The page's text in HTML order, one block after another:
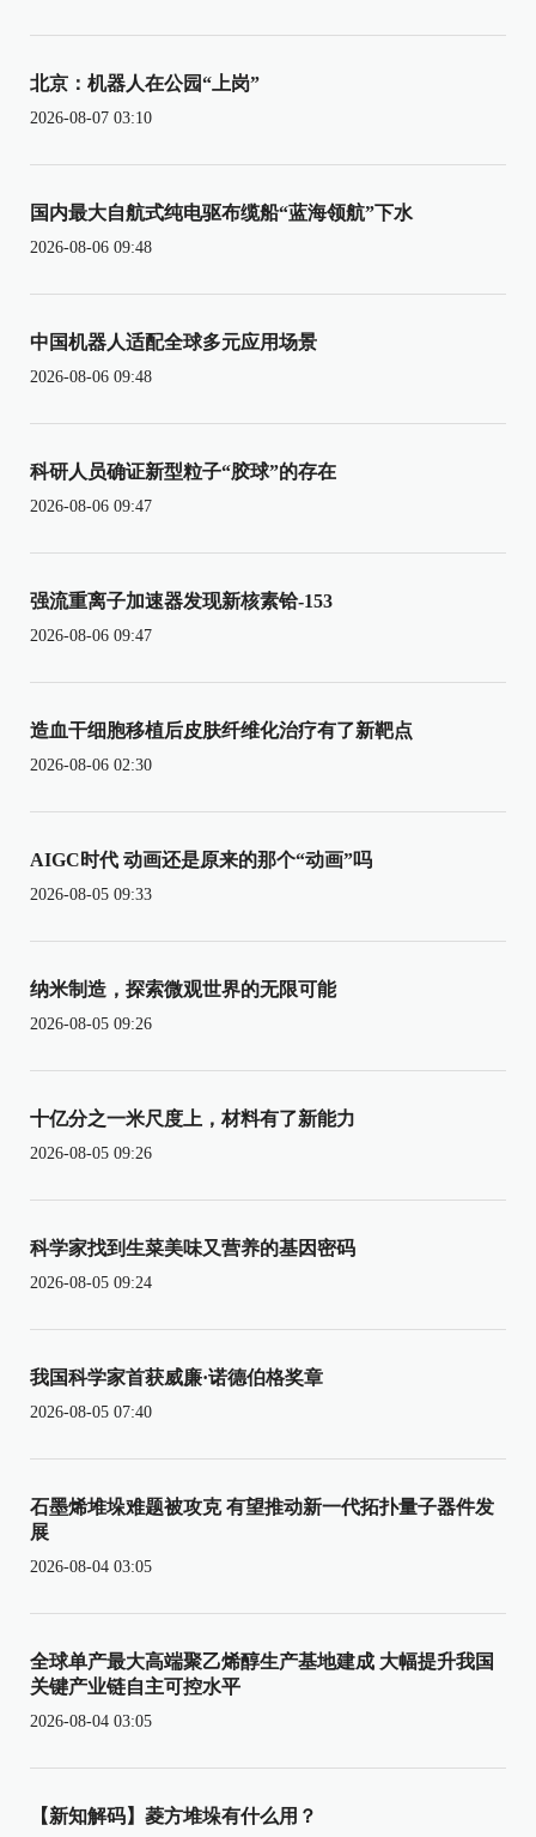
北京：机器人在公园“上岗”
2026-08-07 03:10
国内最大自航式纯电驱布缆船“蓝海领航”下水
2026-08-06 09:48
中国机器人适配全球多元应用场景
2026-08-06 09:48
科研人员确证新型粒子“胶球”的存在
2026-08-06 09:47
强流重离子加速器发现新核素铪-153
2026-08-06 09:47
造血干细胞移植后皮肤纤维化治疗有了新靶点
2026-08-06 02:30
AIGC时代 动画还是原来的那个“动画”吗
2026-08-05 09:33
纳米制造，探索微观世界的无限可能
2026-08-05 09:26
十亿分之一米尺度上，材料有了新能力
2026-08-05 09:26
科学家找到生菜美味又营养的基因密码
2026-08-05 09:24
我国科学家首获威廉·诺德伯格奖章
2026-08-05 07:40
石墨烯堆垛难题被攻克 有望推动新一代拓扑量子器件发
展
2026-08-04 03:05
全球单产最大高端聚乙烯醇生产基地建成 大幅提升我国
关键产业链自主可控水平
2026-08-04 03:05
【新知解码】菱方堆垛有什么用？